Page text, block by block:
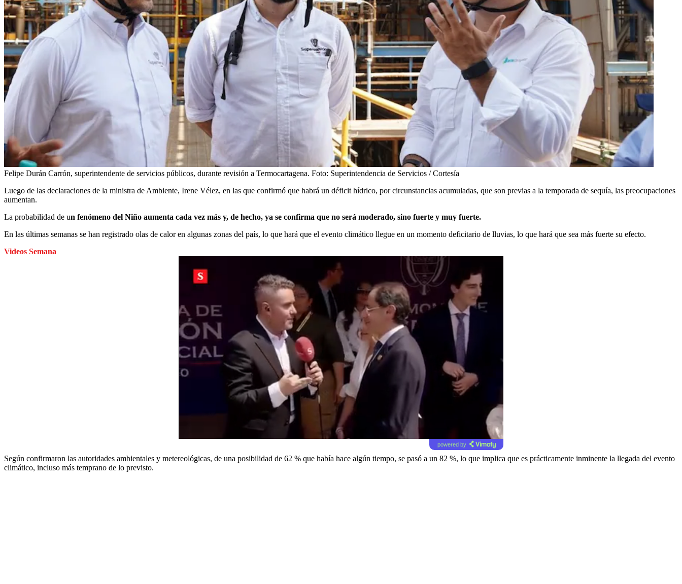
Felipe Durán Carrón, superintendente de servicios públicos, durante revisión a Termocartagena. Foto: Superintendencia de Servicios / Cortesía
Luego de las declaraciones de la ministra de Ambiente, Irene Vélez, en las que confirmó que habrá un déficit hídrico, por circunstancias acumuladas, que son previas a la temporada de sequía, las preocupaciones
aumentan.
La probabilidad de un fenómeno del Niño aumenta cada vez más y, de hecho, ya se confirma que no será moderado, sino fuerte y muy fuerte.
En las últimas semanas se han registrado olas de calor en algunas zonas del país, lo que hará que el evento climático llegue en un momento deficitario de lluvias, lo que hará que sea más fuerte su efecto.
Videos Semana
powered by
Según confirmaron las autoridades ambientales y metereológicas, de una posibilidad de 62 % que había hace algún tiempo, se pasó a un 82 %, lo que implica que es prácticamente inminente la llegada del evento
climático, incluso más temprano de lo previsto.